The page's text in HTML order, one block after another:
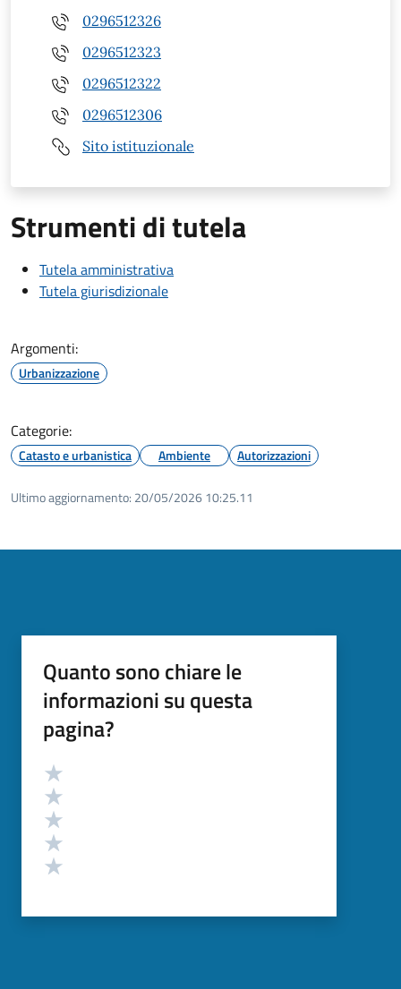
0296512326
0296512323
0296512322
0296512306
Sito istituzionale
Strumenti di tutela
Tutela amministrativa
Tutela giurisdizionale
Argomenti:
Urbanizzazione
Categorie:
Catasto e urbanistica Ambiente Autorizzazioni
Ultimo aggiornamento: 20/05/2026 10:25.11
Quanto sono chiare le
informazioni su questa
pagina?
Valutazione